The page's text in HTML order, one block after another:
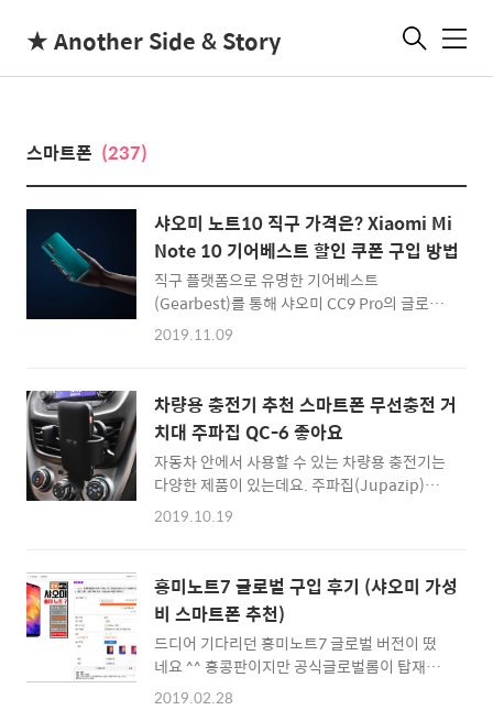
★ Another Side & Story 메
스마트폰 (237)
샤오미 노트10 직구 가격은? Xiaomi Mi
Note 10 기어베스트 할인 쿠폰 구입 방법
직구 플랫폼으로 유명한 기어베스트
(Gearbest)를 통해 샤오미 CC9 Pro의 글로벌
버전인 샤오미 노트10 (Xiaomi Mi Note 10)이
노트10의 인기가 상당할 것으로 생각되는데요.
샤오미 미노트 10은 108MP 화소로... 1억 8백
만 화소의 카메라를 탑재한 스마트폰입니다.
DXOMark 벤치마크 결과 최신 아이폰인 아이
폰11 프로의 사진 화질을 넘긴 것으로 알려져
있죠. :: 샤오미 노트10 글로벌버전 큐텐에서 직
이를 깔기 위해 노력하지 않아도 됩니다. 가격은
609.99$로, 원화로 환산하면 약 70만..
2019.11.09
차량용 충전기 추천 스마트폰 무선충전 거
치대 주파집 QC-6 좋아요
자동차 안에서 사용할 수 있는 차량용 충전기는
다양한 제품이 있는데요. 주파집(Jupazip)에
서 출시한 3세대 QC-6 무선 충전기는 거치대로
션 센서를 여러개 사용하여 오히려 불편한 감이
있었는데, 배터리를 인식해서 스마트폰만 잡아
주는 기술이 완성되어 꽤 편리해졌네요 ^^ 그럼
제품 구성품이 어떻게 되어 있는지 먼저 살펴보
겠습니다. :: 주파집 3세대 QC6 차량용 스마트
폰 무선 충전기 구입하러 바로가기 :: 박스를 오
2019.10.19
홍미노트7 글로벌 구입 후기 (샤오미 가성
비 스마트폰 추천)
드디어 기다리던 홍미노트7 글로벌 버전이 떴
네요 ^^ 홍콩판이지만 공식글로벌롬이 탑재된
모델을 구입하면 별도의 작업 없이고 구글플레
2019.02.28